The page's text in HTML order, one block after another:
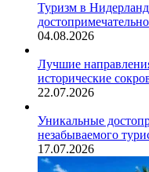
Туризм в
04.08.2026
Лучшие
исторические
22.07.2026
Уникальные
незабываемого
17.07.2026